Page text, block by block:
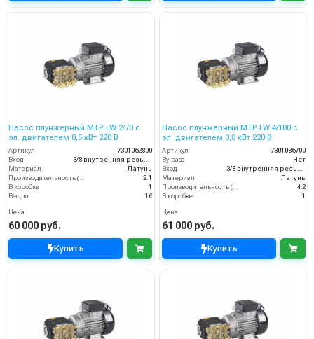
Насос плунжерный MTP LW 2/70 с
эл. двигателем 0,5 кВт 220 В
Артикул
7301062800
Вход
Материал
Латунь
2.1
В коробке
1
Вес, кг
16
Цена
60 000 руб.
Купить
Насос плунжерный MTP LW 4/100 с
эл. двигателем 0,8 кВт 220 В
Артикул
7301086700
By-pass
Нет
Вход
Материал
Латунь
4.2
В коробке
1
Цена
61 000 руб.
Купить